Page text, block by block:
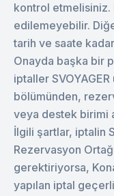
kontrol etmelisiniz.
edilemeyebilir.
tarih ve saate
Onayda başka bir
iptaller
bölümünden,
veya destek birimi
İlgili şartlar, iptalin
Rezervasyon Ortağı
gerektiriyorsa,
yapılan iptal